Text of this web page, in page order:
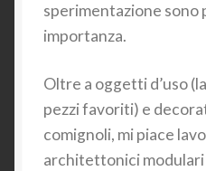
sperimentazione sono
importanza.
Oltre a oggetti d’uso
pezzi favoriti) e
comignoli, mi piace
architettonici modulari